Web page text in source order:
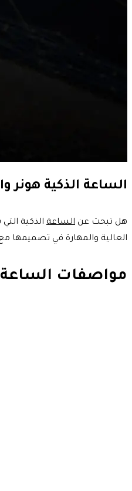
الساعة الذكية
هل تبحث عن الساعة
العالية والمهارة في تصميمها
مواصفات الساعة